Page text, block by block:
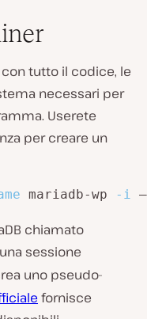
tutto il codice, le
necessari per
Userete
per creare un
mariadb-wp -i
chiamato
sessione
uno pseudo-
fornisce